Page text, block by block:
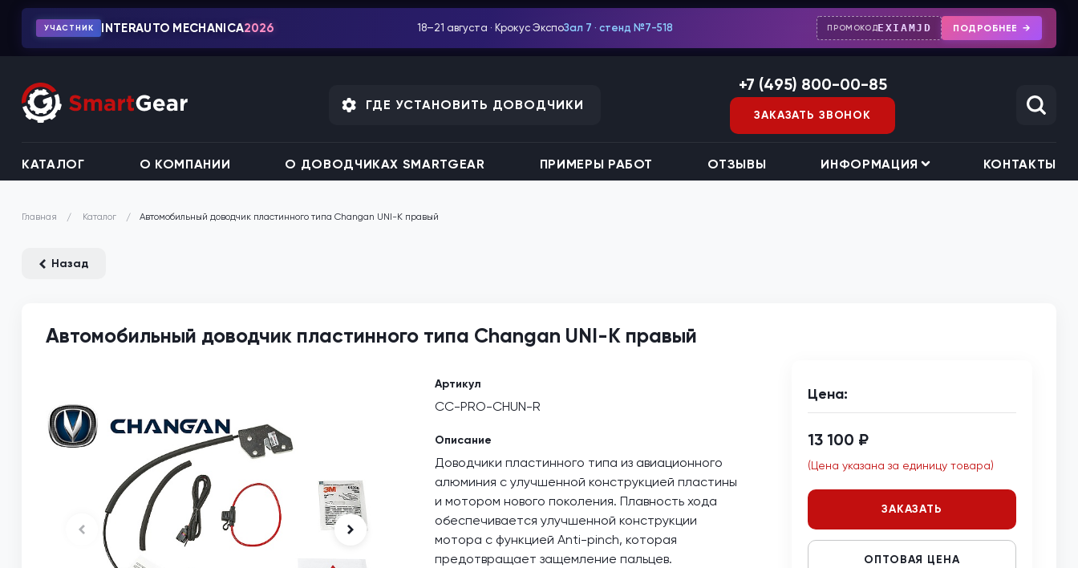
УЧАСТНИК INTERAUTO MECHANICA2026 18–21 августа · Крокус ЭкспоЗал 7 · стенд №7-518 ПРОМОКОДEXIAMJD ПОДРОБНЕЕ
КАТАЛОГ О КОМПАНИИ О ДОВОДЧИКАХ SMARTGEAR ПРИМЕРЫ РАБОТ ОТЗЫВЫ ИНФОРМАЦИЯ КОНТАКТЫ
ГДЕ УСТАНОВИТЬ ДОВОДЧИКИ
+7 (495) 800-00-85
ЗАКАЗАТЬ ЗВОНОК
Главная Каталог Автомобильный доводчик пластинного типа Changan UNI-K правый
Назад
Автомобильный доводчик пластинного типа Changan UNI-K правый
Артикул
CC-PRO-CHUN-R
Описание
Доводчики пластинного типа из авиационного
алюминия с улучшенной конструкцией пластины
и мотором нового поколения. Плавность хода
обеспечивается улучшенной конструкции
мотора с функцией Anti-pinch, которая
предотвращает защемление пальцев.
Цена:
13 100 ₽
(Цена указана за единицу товара)
ЗАКАЗАТЬ
ОПТОВАЯ ЦЕНА